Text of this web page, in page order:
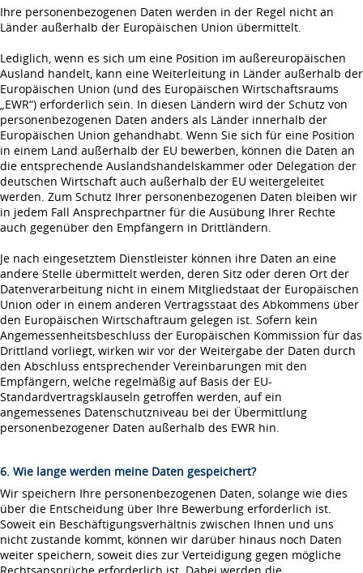
Ihre personenbezogenen Daten werden in der Regel nicht an
Länder außerhalb der Europäischen Union übermittelt.
Lediglich, wenn es sich um eine Position im außereuropäischen
Ausland handelt, kann eine Weiterleitung in Länder außerhalb der
Europäischen Union (und des Europäischen Wirtschaftsraums
„EWR“) erforderlich sein. In diesen Ländern wird der Schutz von
personenbezogenen Daten anders als Länder innerhalb der
Europäischen Union gehandhabt. Wenn Sie sich für eine Position
in einem Land außerhalb der EU bewerben, können die Daten an
die entsprechende Auslandshandelskammer oder Delegation der
deutschen Wirtschaft auch außerhalb der EU weitergeleitet
werden. Zum Schutz Ihrer personenbezogenen Daten bleiben wir
in jedem Fall Ansprechpartner für die Ausübung Ihrer Rechte
auch gegenüber den Empfängern in Drittländern.
Je nach eingesetztem Dienstleister können ihre Daten an eine
andere Stelle übermittelt werden, deren Sitz oder deren Ort der
Datenverarbeitung nicht in einem Mitgliedstaat der Europäischen
Union oder in einem anderen Vertragsstaat des Abkommens über
den Europäischen Wirtschaftraum gelegen ist. Sofern kein
Angemessenheitsbeschluss der Europäischen Kommission für das
Drittland vorliegt, wirken wir vor der Weitergabe der Daten durch
den Abschluss entsprechender Vereinbarungen mit den
Empfängern, welche regelmäßig auf Basis der EU-
Standardvertragsklauseln getroffen werden, auf ein
angemessenes Datenschutzniveau bei der Übermittlung
personenbezogener Daten außerhalb des EWR hin.
6. Wie lange werden meine Daten gespeichert?
Wir speichern Ihre personenbezogenen Daten, solange wie dies
über die Entscheidung über Ihre Bewerbung erforderlich ist.
Soweit ein Beschäftigungsverhältnis zwischen Ihnen und uns
nicht zustande kommt, können wir darüber hinaus noch Daten
weiter speichern, soweit dies zur Verteidigung gegen mögliche